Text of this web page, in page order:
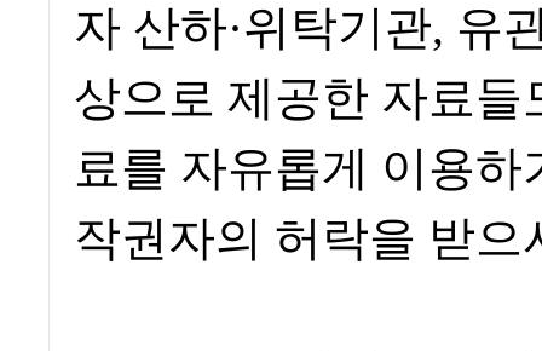
자 산하·위탁기관, 유
상으로 제공한 자료
료를 자유롭게 이용
작권자의 허락을 받으